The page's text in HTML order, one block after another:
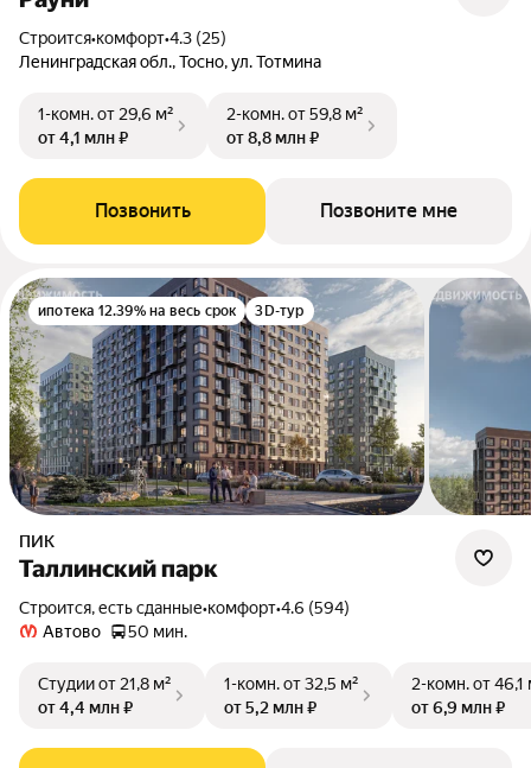
Строится•комфорт•4.3 (25)
Ленинградская обл., Тосно, ул. Тотмина
1-комн.от 29,6 м²
от 4,1 млн ₽
2-комн.от 59,8 м²
от 8,8 млн ₽
Позвонить Позвоните мне
ипотека 12.39% на весь срок 3D-тур
ПИК
Таллинский парк
Строится, есть сданные•комфорт•4.6 (594)
Автово
50 мин.
Студииот 21,8 м²
от 4,4 млн ₽
1-комн.от 32,5 м²
от 5,2 млн ₽
2-комн.от 46,1
от 6,9 млн ₽